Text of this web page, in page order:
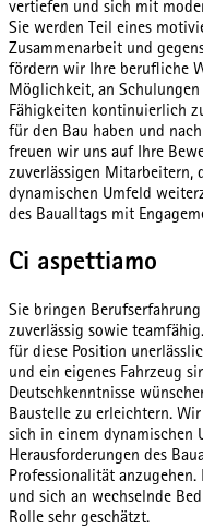
vertiefen und sich mit
Sie werden Teil eines
Zusammenarbeit und
fördern wir Ihre berufliche
Möglichkeit, an
Fähigkeiten kontinuierlich
für den Bau haben und
freuen wir uns auf Ihre
zuverlässigen Mitarbeitern,
dynamischen Umfeld
des Baualltags mit
Ci aspettiamo
Sie bringen
zuverlässig sowie
für diese Position
und ein eigenes Fahrzeug
Deutschkenntnisse
Baustelle zu erleichtern.
sich in einem dynamischen
Herausforderungen des
Professionalität
und sich an wechselnde
Rolle sehr geschätzt.